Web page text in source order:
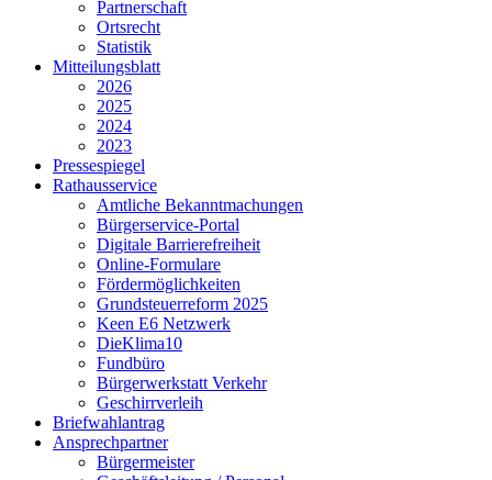
Partnerschaft
Ortsrecht
Statistik
Mitteilungsblatt
2026
2025
2024
2023
Pressespiegel
Rathausservice
Amtliche Bekanntmachungen
Bürgerservice-Portal
Digitale Barrierefreiheit
Online-Formulare
Fördermöglichkeiten
Grundsteuerreform 2025
Keen E6 Netzwerk
DieKlima10
Fundbüro
Bürgerwerkstatt Verkehr
Geschirrverleih
Briefwahlantrag
Ansprechpartner
Bürgermeister